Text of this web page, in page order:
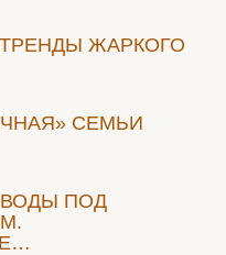
ЖАРКОГО
СЕМЬИ
ПОД